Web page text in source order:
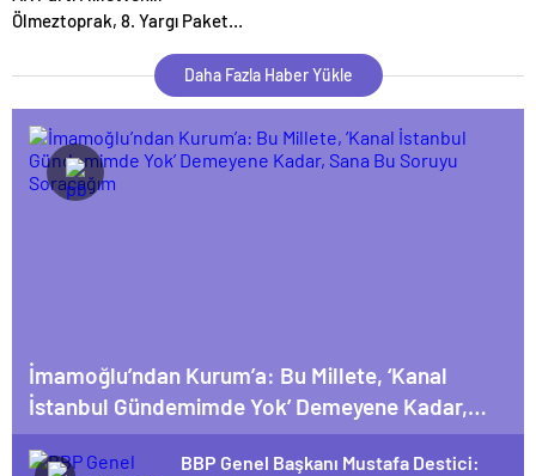
Ölmeztoprak, 8. Yargı Paketi
bulundu
Daha Fazla Haber Yükle
İmamoğlu’ndan Kurum’a: Bu Millete, ‘Kanal
İstanbul Gündemimde Yok’ Demeyene Kadar,
Sana Bu Soruyu Soracağım
BBP Genel Başkanı Mustafa Destici: